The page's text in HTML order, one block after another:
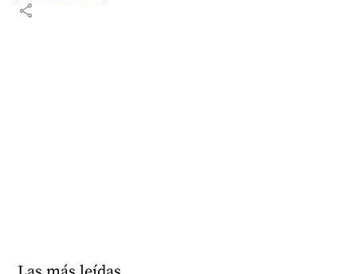
share